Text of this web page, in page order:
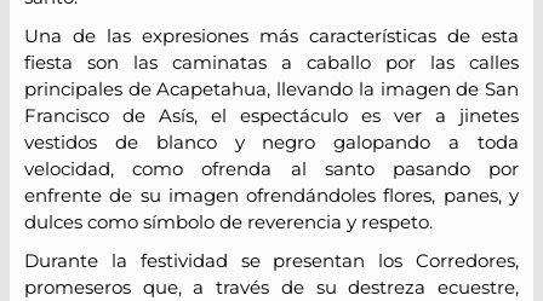
Una de las expresiones más características de esta
fiesta son las caminatas a caballo por las calles
principales de Acapetahua, llevando la imagen de San
Francisco de Asís, el espectáculo es ver a jinetes
vestidos de blanco y negro galopando a toda
velocidad, como ofrenda al santo pasando por
enfrente de su imagen ofrendándoles flores, panes, y
dulces como símbolo de reverencia y respeto.
Durante la festividad se presentan los Corredores,
promeseros que, a través de su destreza ecuestre,